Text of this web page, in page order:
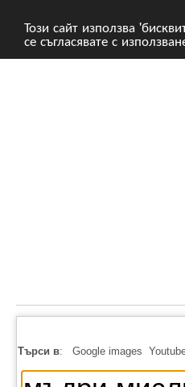
Този сайт използва
се съгласявате с
Търси в: Google images